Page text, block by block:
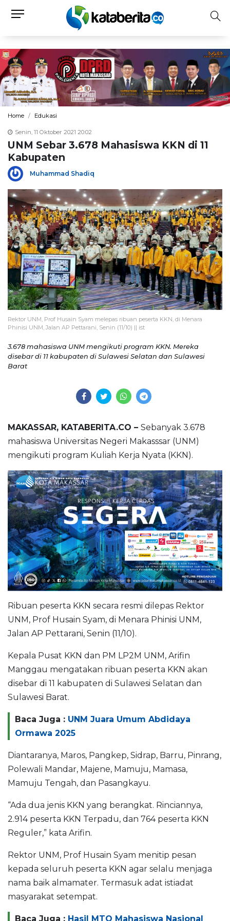
Home Edukasi
Senin, 11 Oktober 2021 20:02
UNM Sebar 3.678 Mahasiswa KKN di 11
Kabupaten
Muhammad Shadiq
Rektor UNM, Prof Husain Syam melepas ribuan peserta KKN, di Menara
Phinisi UNM, Jalan AP Pettarani, Senin (11/10) || ist
3.678 mahasiswa UNM mengikuti program KKN. Mereka
disebar di 11 kabupaten di Sulawesi Selatan dan Sulawesi
Barat
MAKASSAR, KATABERITA.CO – Sebanyak 3.678
mahasiswa Universitas Negeri Makasssar (UNM)
mengikuti program Kuliah Kerja Nyata (KKN).
Ribuan peserta KKN secara resmi dilepas Rektor
UNM, Prof Husain Syam, di Menara Phinisi UNM,
Jalan AP Pettarani, Senin (11/10).
Kepala Pusat KKN dan PM LP2M UNM, Arifin
Manggau mengatakan ribuan peserta KKN akan
disebar di 11 kabupaten di Sulawesi Selatan dan
Sulawesi Barat.
Baca Juga : UNM Juara Umum Abdidaya
Ormawa 2025
Diantaranya, Maros, Pangkep, Sidrap, Barru, Pinrang,
Polewali Mandar, Majene, Mamuju, Mamasa,
Mamuju Tengah, dan Pasangkayu.
“Ada dua jenis KKN yang berangkat. Rinciannya,
2.914 peserta KKN Terpadu, dan 764 peserta KKN
Reguler,” kata Arifin.
Rektor UNM, Prof Husain Syam menitip pesan
kepada seluruh peserta KKN agar selalu menjaga
nama baik almamater. Termasuk adat istiadat
masyarakat setempat.
Baca Juga : Hasil MTQ Mahasiswa Nasional